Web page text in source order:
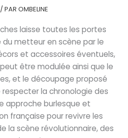
/ PAR OMBELINE
laisse toutes les portes
du metteur en scène par le
et accessoires éventuels,
être modulée ainsi que le
et le découpage proposé
la chronologie des
approche burlesque et
française pour revivre les
la scène révolutionnaire, des